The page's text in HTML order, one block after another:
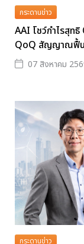
กระดานข่าว
AAI โชว์กำไรสุท
QoQ สัญญาณฟื้
07 สิงหาคม
กระดานข่าว